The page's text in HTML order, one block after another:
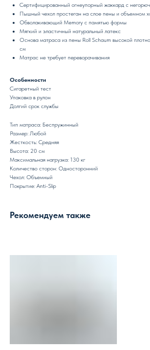
Сертифицированный огнеупорный жаккард с
Пышный чехол простеган на слое пены и объемном
Обволакивающий Memory с памятью формы
Мягкий и эластичный натуральный латекс
Основа матраса из пены Roll Schaum высокой
см
Матрас не требует переворачивания
Особенности
Сигаретный тест
Упаковка в рулон
Долгий срок службы
Тип матраса: Беспружинный
Размер: Любой
Жесткость: Средняя
Высота: 20 см
Максимальная нагрузка: 130 кг
Количество сторон: Односторонний
Чехол: Объемный
Покрытие: Anti-Slip
Рекомендуем также